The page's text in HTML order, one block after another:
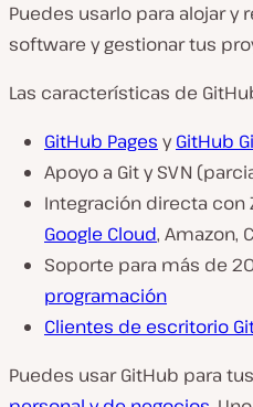
Puedes usarlo para alojar y
software y gestionar tus
Las características de
GitHub Pages yGitHub
Apoyo a Git y SVN
Integración directa con
Google Cloud, Amazon,
Soporte para más de
programación
Clientes de escritorio
Puedes usar GitHub para tus